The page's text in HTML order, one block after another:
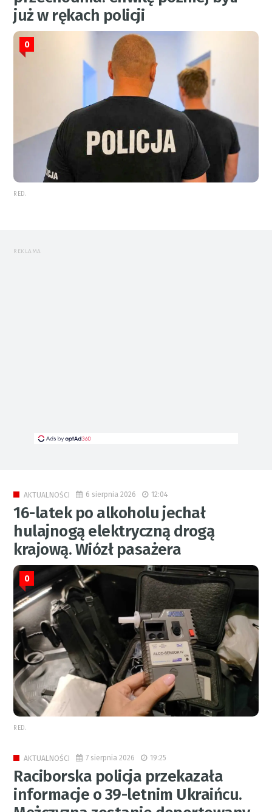
już w rękach policji
0
RED.
REKLAMA
AKTUALNOŚCI 6 sierpnia 2026 12:04
16-latek po alkoholu jechał
hulajnogą elektryczną drogą
krajową. Wiózł pasażera
0
RED.
AKTUALNOŚCI 7 sierpnia 2026 19:25
Raciborska policja przekazała
informacje o 39-letnim Ukraińcu.